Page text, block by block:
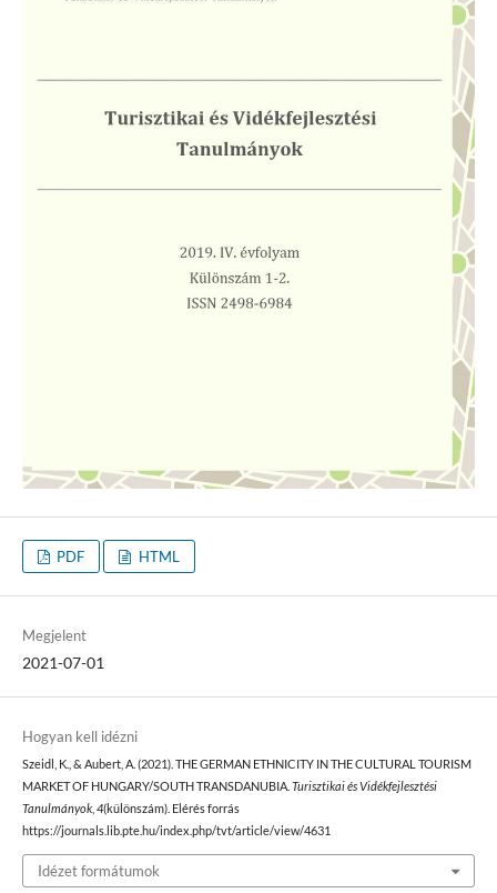
PDF HTML
Megjelent
2021-07-01
Hogyan kell idézni
Szeidl, K., & Aubert, A. (2021). THE GERMAN ETHNICITY IN THE CULTURAL TOURISM
MARKET OF HUNGARY/SOUTH TRANSDANUBIA.Turisztikai és Vidékfejlesztési
Tanulmányok,4(különszám). Elérés forrás
https://journals.lib.pte.hu/index.php/tvt/article/view/4631
Idézet formátumok